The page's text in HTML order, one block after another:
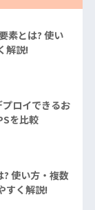
素とは? 使い
解説!
ロイできるお
を比較
使い方・複数
すく解説!